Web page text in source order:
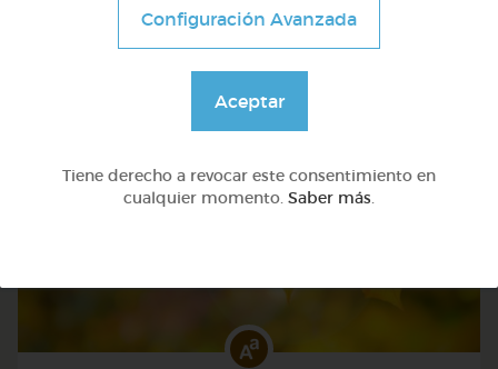
TAMBIÉN TE PUEDE INTERESAR
Configuración Avanzada
Aceptar
Tiene derecho a revocar este consentimiento en
cualquier momento. Saber más.